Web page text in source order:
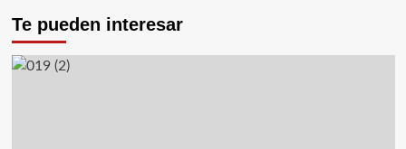
Te pueden interesar